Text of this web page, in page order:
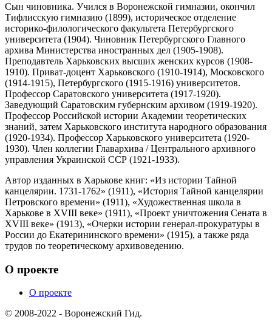
Сын чиновника. Учился в Воронежской гимназии, окончил
Тифлисскую гимназию (1899), историческое отделение
историко-филологического факультета Петербургского
университета (1904). Чиновник Петербургского Главного
архива Министерства иностранных дел (1905-1908).
Преподавтель Харьковских высших женских курсов (1908-
1910). Приват-доцент Харьковского (1910-1914), Московского
(1914-1915), Петербургского (1915-1916) университетов.
Профессор Саратовского университета (1917-1920).
Заведующий Саратовским губернским архивом (1919-1920).
Профессор Российской истории Академии теоретических
знаний, затем Харьковского института народного образования
(1920-1934). Профессор Харьковского университета (1920-
1930). Член коллегии Главархива / Центрального архивного
управления Украинской ССР (1921-1933).
Автор изданных в Харькове книг: «Из истории Тайной
канцелярии. 1731-1762» (1911), «История Тайной канцелярии
Петровского времени» (1911), «Художественная школа в
Харькове в XVIII веке» (1911), «Проект уничтожения Сената в
XVIII веке» (1913), «Очерки истории генерал-прокуратуры в
России до Екатерининского времени» (1915), а также ряда
трудов по теоретическому архивоведению.
О проекте
О проекте
© 2008-2022 - Воронежский Гид.